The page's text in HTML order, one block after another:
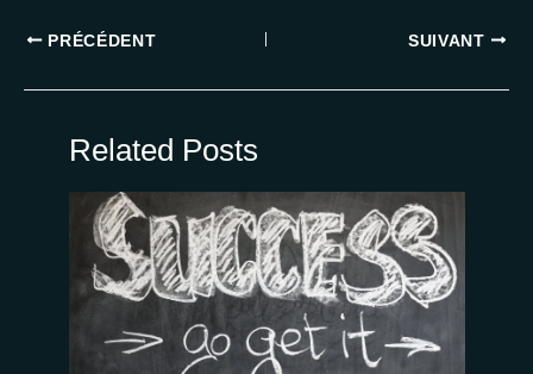
PRÉCÉDENT SUIVANT
Related Posts